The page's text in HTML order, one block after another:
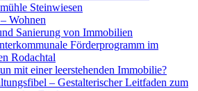
Steinwiesen
Wohnen
Sanierung von Immobilien
Förderprogramm im
Rodachtal
mit einer leerstehenden Immobilie?
– Gestalterischer Leitfaden zum